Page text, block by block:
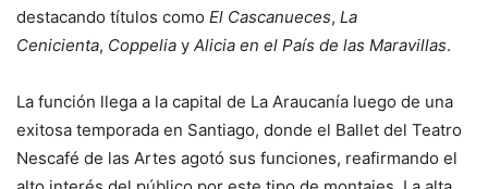
destacando títulos como El Cascanueces, La
Cenicienta, Coppelia y Alicia en el País de las Maravillas.
La función llega a la capital de La Araucanía luego de una
exitosa temporada en Santiago, donde el Ballet del Teatro
Nescafé de las Artes agotó sus funciones, reafirmando el